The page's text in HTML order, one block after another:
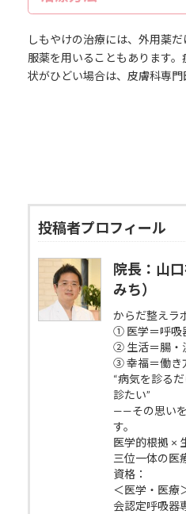
しもやけの治療には、外用薬
服薬を用いることもあります
状がひどい場合は、皮膚科専門
投稿者プロフィール
院長：山
みち）
からだ整えラ
① 医学＝呼吸
② 生活＝腸・
③ 幸福＝働き
“病気を診る
診たい”
——その思い
す。
医学的根拠 ×
三位一体の医
資格：
＜医学・医療
会認定呼吸器